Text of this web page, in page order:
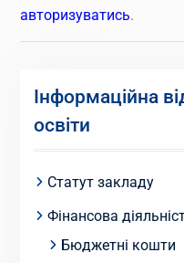
авторизуватись.
Інформаційна
освіти
Статут закладу
Фінансова
Бюджетні кошти